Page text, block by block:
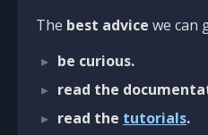
The best advice we can
be curious.
read the
read the tutorials.